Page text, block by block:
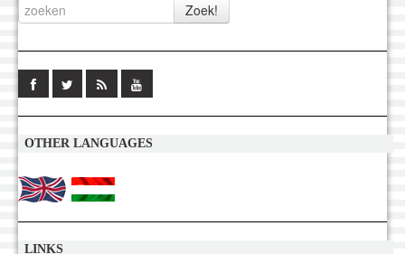
OTHER LANGUAGES
LINKS